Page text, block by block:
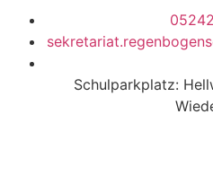
Schulparkplatz: